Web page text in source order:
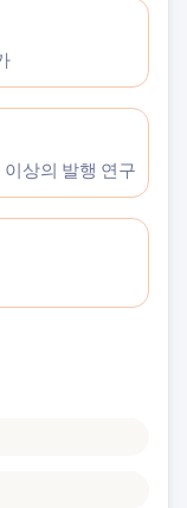
이상의 발행 연구